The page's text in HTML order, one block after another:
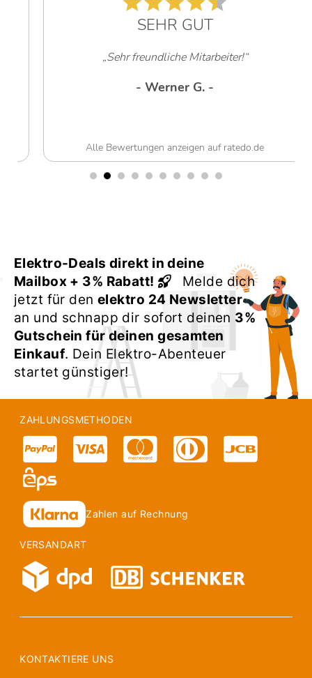
SEHR GUT
„Sehr freundliche Mitarbeiter!“
- Werner G. -
Alle Bewertungen anzeigen auf ratedo.de
Elektro-Deals direkt in deine
Mailbox + 3% Rabatt!
Melde dich
jetzt für denelektro 24 Newsletter
an und schnapp dir sofort deinen 3%
Gutschein für deinen gesamten
Einkauf. Dein Elektro-Abenteuer
startet günstiger!
ZAHLUNGSMETHODEN
Zahlen auf Rechnung
VERSANDART
KONTAKTIERE UNS